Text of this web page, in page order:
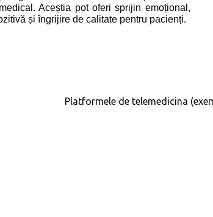
Aceștia pot oferi sprijin emoțional,
și îngrijire de calitate pentru pacienți.
Platformele de telemedicina